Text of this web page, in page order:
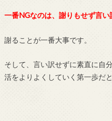
一番NGなのは、謝りもせず言い
謝ることが一番大事です。
そして、言い訳せずに素直に自
活をよりよくしていく第一歩だと